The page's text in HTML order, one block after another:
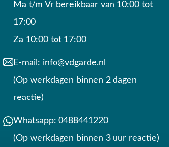
Ma t/m Vr bereikbaar van 10:00 tot
17:00
Za 10:00 tot 17:00
E-mail: info@vdgarde.nl
(Op werkdagen binnen 2 dagen
reactie)
Whatsapp: 0488441220
(Op werkdagen binnen 3 uur reactie)